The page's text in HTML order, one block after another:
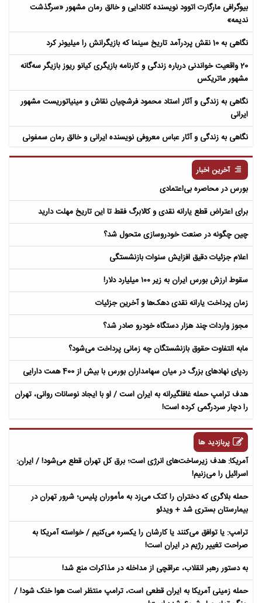
بیوگرافی مارگارت اتوود نویسنده کانادایی و خالق رمان مشهور «سرگذشت
ندیمه»
نگاهی به 10 نقش پردرآمد تاریخ سینما که بازیگرانش را میلیونر کرد
20 واقعیت خواندنی درباره زندگی و کارنامه بازیگری کیانو ریوز بازیگر سه‌گانه
مشهور ماتریکس
نگاهی به زندگی و آثار استاد محمود فرشچیان نقاش و مینیاتوریست مشهور
ایرانی
نگاهی به زندگی و آثار عباس معروفی نویسنده ایرانی و خالق رمان سمفونی
آخرین اخبار
بورس در محاصره بی‌اعتمادی
برای اعتراض قطع یارانه نقدی و کالابرگ فقط تا این تاریخ مهلت دارید
چین چگونه در صنعت خودروسازی متحول شد؟
اعلام جزئیات دقیق افزایش سنوات بازنشستگی
سقوط ارزش بورس ایران به زیر ۱۰۰ میلیارد دلار!
زمان پرداخت یارانه نقدی دهک‌ها و آخرین جزئیات
مجوز واردات چند هزار دستگاه خودرو صادر شد؟
مابه التفاوت حقوق بازنشستگان چه زمانی پرداخت می‌شود؟
ردپای نهادهای بزرگ در میان سهامداران بورس با بیش از 400 همت دارایی
هدف ترامپ حمله غافلگیرانه به ایران است / او با ایجاد نوسانات روانی، تهران
را دچار سردرگمی کرده است!
پربازدید ها
آمریکا: هدف زیرساخت‌های انرژی است؛ برق کل تهران قطع می‌شود! / ایران:
اسرائیل را می‌زنیم!
حمله بلاگری که دختران را کتک می‌زد به مأموران پلیس؛ شرور تهران در
بیمارستان بستری شد + ویدئو
ترامپ: یا توافق می‌کنند یا کارشان را یکسره می‌کنیم / خواسته آمریکا به
صراحت تغییر رژیم در ایران است!
به دستور رهبر انقلاب، عراقچی از مداخله در مذاکرات منع شد!
حمله زمینی آمریکا به ایران قطعی است، ترامپ منتظر است هوا خنک شود! /